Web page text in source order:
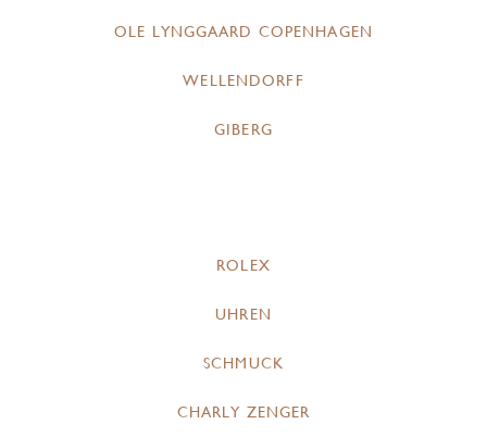
OLE LYNGGAARD COPENHAGEN
WELLENDORFF
GIBERG
ROLEX
UHREN
SCHMUCK
CHARLY ZENGER